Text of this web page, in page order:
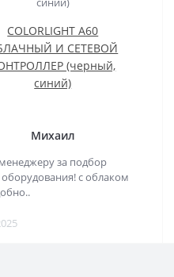
COLORLIGHT A60
И СЕТЕВОЙ
(черный,
синий)
Михаил
за подбор
с облаком